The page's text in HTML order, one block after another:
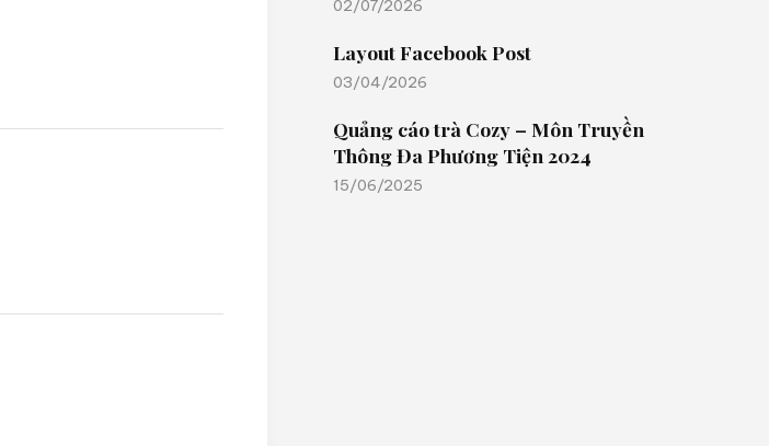
02/07/2026
Layout Facebook Post
03/04/2026
Quảng cáo trà Cozy – Môn Truyền
Thông Đa Phương Tiện 2024
15/06/2025